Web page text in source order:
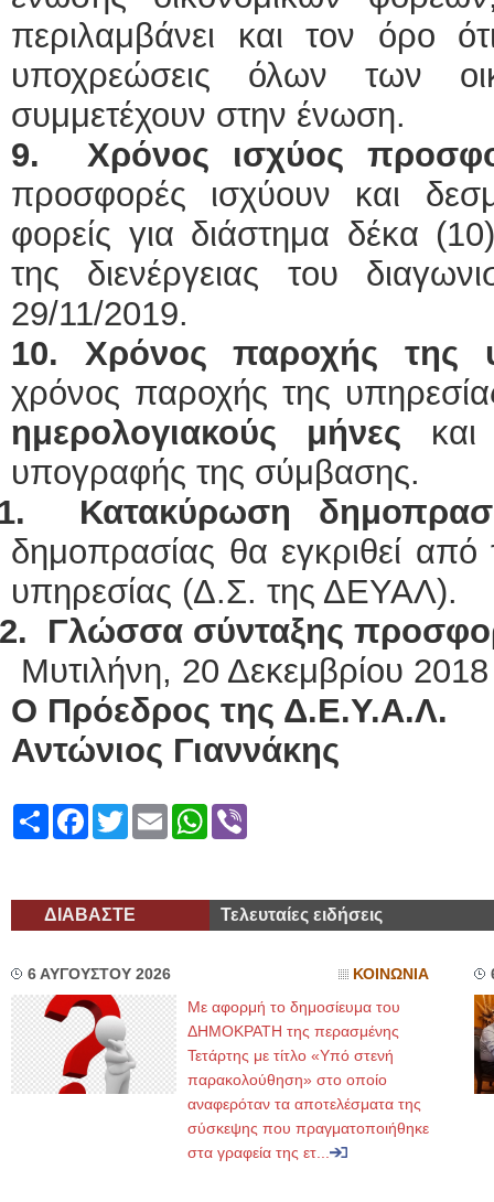
περιλαμβάνει και τον όρο
υποχρεώσεις όλων των
συμμετέχουν στην ένωση.
9.
Χρόνος ισχύος
προσφορές ισχύουν και
φορείς για διάστημα δέκα
της διενέργειας του
29/11/2019.
10. Χρόνος παροχής της
χρόνος παροχής της
ημερολογιακούς μήνες και
υπογραφής της σύμβασης.
Κατακύρωση
δημοπρασίας θα εγκριθεί
υπηρεσίας (Δ.Σ. της ΔΕΥΑΛ).
Γλώσσα σύνταξης
Μυτιλήνη, 20 Δεκεμβρίου
Ο Πρόεδρος της Δ.Ε.Υ.Α.Λ.
Αντώνιος Γιαννάκης
ShareFacebook
TwitterEmailWhatsApp
ΔΙΑΒΑΣΤΕ Τελευταίες ειδήσεις
6 ΑΥΓΟΥΣΤΟΥ 2026 ΚΟΙΝΩΝΙΑ
Με αφορμή το δημοσίευμα του
ΔΗΜΟΚΡΑΤΗ της περασμένης
Τετάρτης με τίτλο «Υπό στενή
παρακολούθηση» στο οποίο
αναφερόταν τα αποτελέσματα της
σύσκεψης που πραγματοποιήθηκε
στα γραφεία της ετ...